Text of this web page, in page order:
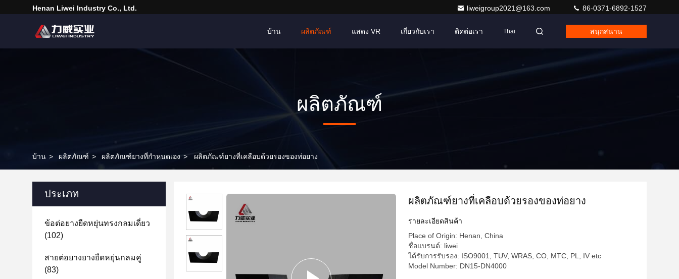
Henan Liwei Industry Co., Ltd. liweigroup2021@163.com 86-0371-6892-1527
บ้าน ผลิตภัณฑ์ แสดง VR เกี่ยวกับเรา ติดต่อเรา Thai สนุกสนาน
ผลิตภัณฑ์
บ้าน > ผลิตภัณฑ์ > ผลิตภัณฑ์ยางที่กําหนดเอง > ผลิตภัณฑ์ยางที่เคลือบด้วยรองของท่อยาง
ประเภท
ข้อต่อยางยืดหยุ่นทรงกลมเดี่ยว
(102)
สายต่อยางยางยืดหยุ่นกลมคู่
(83)
ผลิตภัณฑ์ยางที่เคลือบด้วยรองของท่อยาง
รายละเอียดสินค้า
Place of Origin: Henan, China
ชื่อแบรนด์: liwei
ได้รับการรับรอง: ISO9001, TUV, WRAS, CO, MTC, PL, IV etc
Model Number: DN15-DN4000